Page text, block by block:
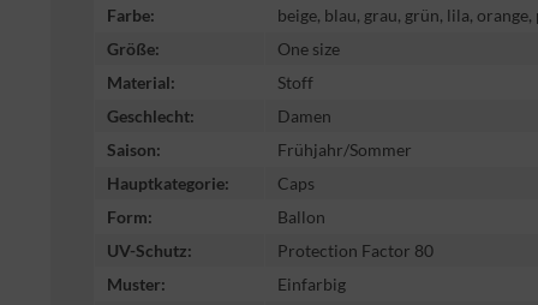
Farbe:
beige, blau, grau, grün, lila,
Größe:
One size
Material:
Stoff
Geschlecht:
Damen
Saison:
Frühjahr/Sommer
Hauptkategorie:
Caps
Form:
Ballon
UV-Schutz:
Protection Factor 80
Muster:
Einfarbig